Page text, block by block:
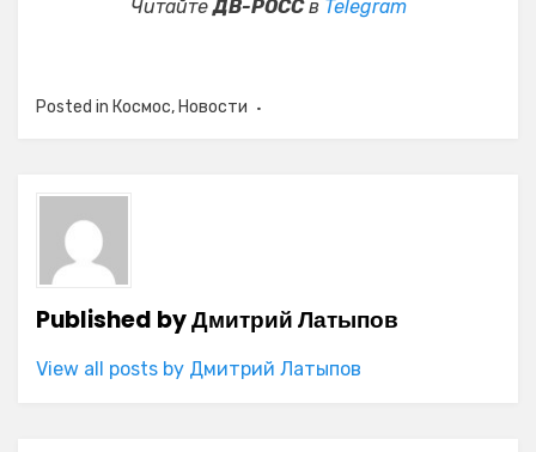
ЧитайтеДВ-РОССв Telegram
Posted in Космос, Новости
Published byДмитрий Латыпов
View all posts by Дмитрий Латыпов